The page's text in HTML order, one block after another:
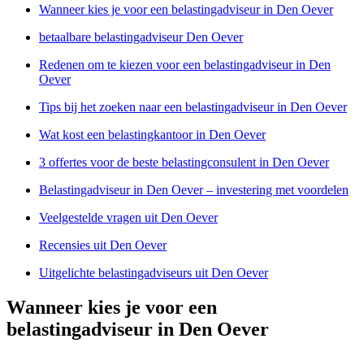
Wanneer kies je voor een belastingadviseur in Den Oever
betaalbare belastingadviseur Den Oever
Redenen om te kiezen voor een belastingadviseur in Den
Oever
Tips bij het zoeken naar een belastingadviseur in Den Oever
Wat kost een belastingkantoor in Den Oever
3 offertes voor de beste belastingconsulent in Den Oever
Belastingadviseur in Den Oever – investering met voordelen
Veelgestelde vragen uit Den Oever
Recensies uit Den Oever
Uitgelichte belastingadviseurs uit Den Oever
Wanneer kies je voor een
belastingadviseur in Den Oever